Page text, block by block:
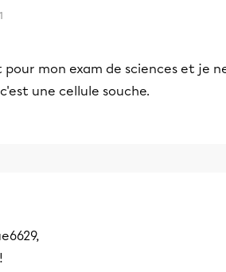
mon exam de sciences et je
une cellule souche.